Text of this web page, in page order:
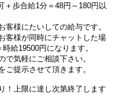
＋歩合給1分＝48円～180円以
様にたいしての給与です。
客様が同時にチャットした場
給19500円になります。
気軽にご相談下さい。
提示させて頂きます。
！上限に達し次第終了します